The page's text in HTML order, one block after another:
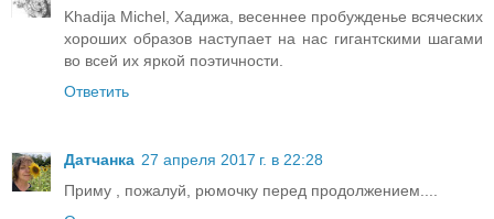
Khadija Michel, Хадижа, весеннее пробужденье всяческих
хороших образов наступает на нас гигантскими шагами
во всей их яркой поэтичности.
Ответить
Датчанка 27 апреля 2017 г. в 22:28
Приму , пожалуй, рюмочку перед продолжением....